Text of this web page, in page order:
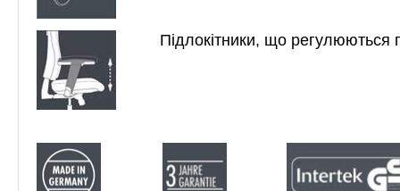
Підлокітники, що регулюються